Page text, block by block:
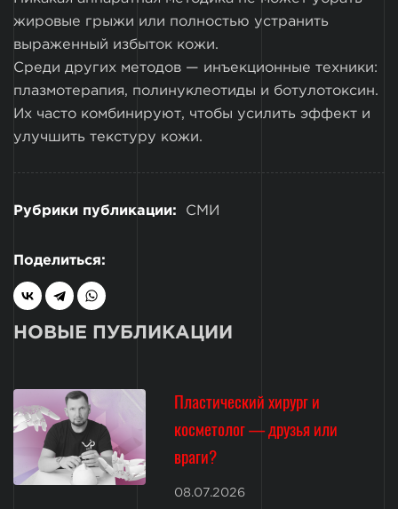
жировые грыжи или полностью устранить
выраженный избыток кожи.
Среди других методов — инъекционные техники:
плазмотерапия, полинуклеотиды и ботулотоксин.
Их часто комбинируют, чтобы усилить эффект и
улучшить текстуру кожи.
Рубрики публикации: СМИ
Поделиться:
НОВЫЕ ПУБЛИКАЦИИ
Пластический хирург и
косметолог — друзья или
враги?
08.07.2026